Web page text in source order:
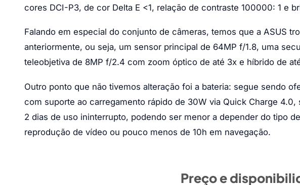
cores DCI-P3, de cor Delta E <1, relação de contraste 100000: 1 e
Falando em especial do conjunto de câmeras, temos que a ASUS
anteriormente, ou seja, um sensor principal de 64MP f/1.8, uma
teleobjetiva de 8MP f/2.4 com zoom óptico de até 3x e híbrido de
Outro ponto que não tivemos alteração foi a bateria: segue sendo
com suporte ao carregamento rápido de 30W via Quick Charge
2 dias de uso ininterrupto, podendo ser menor a depender do tipo
reprodução de vídeo ou pouco menos de 10h em navegação.
Preço e